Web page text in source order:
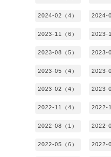
2024-02（4） 2024-
2023-11（6） 2023-
2023-08（5） 2023-
2023-05（4） 2023-
2023-02（4） 2023-
2022-11（4） 2022-
2022-08（1） 2022-
2022-05（6） 2022-